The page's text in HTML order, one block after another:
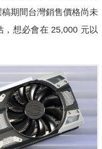
期間台灣銷售價格尚未
想必會在 25,000 元以